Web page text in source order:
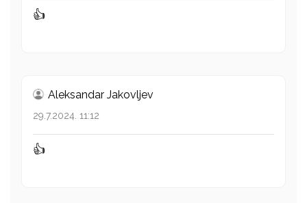
👍
Aleksandar Jakovljev
29.7.2024. 11:12
👍